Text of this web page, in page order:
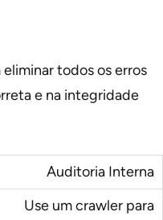
todos os erros
e na integridade
Auditoria Interna
Use um crawler para